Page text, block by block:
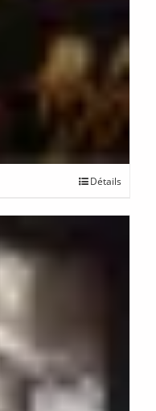
Détails